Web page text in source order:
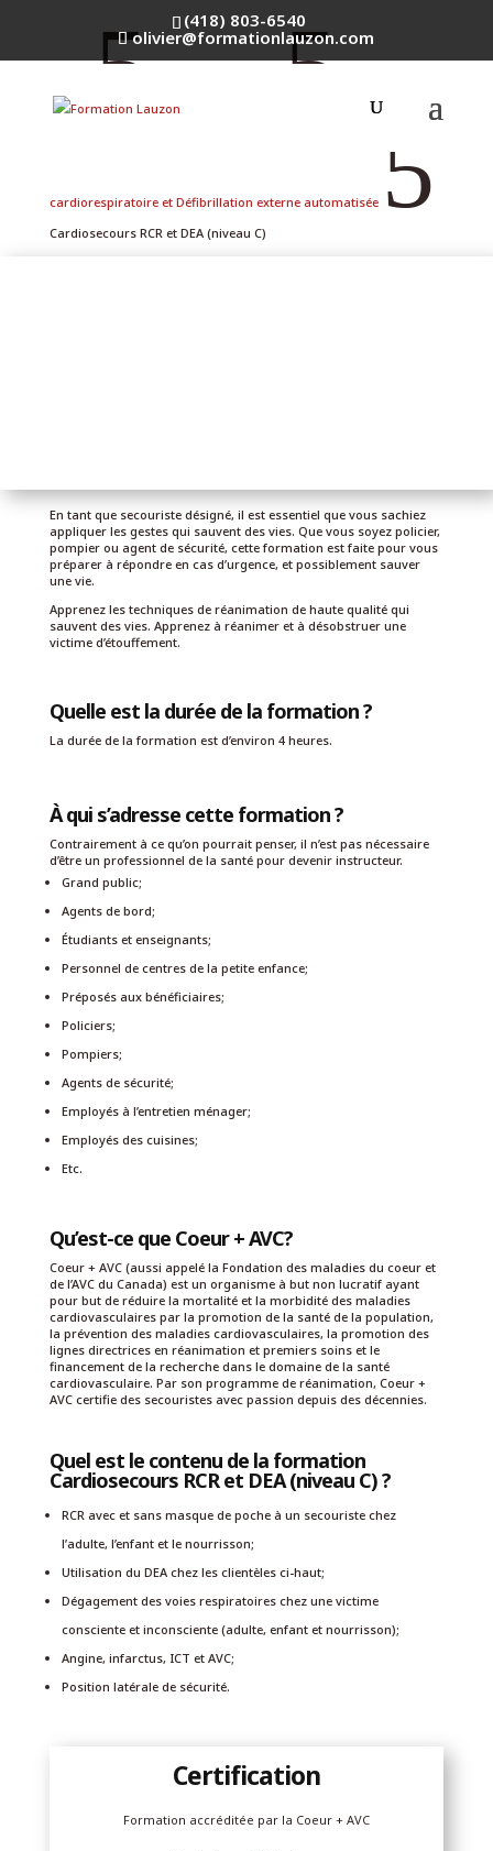
(418) 803-6540
olivier@formationlauzon.com
Accueil 5 5
cardiorespiratoire et Défibrillation externe automatisée 5
Cardiosecours RCR et DEA (niveau C)
En tant que secouriste désigné, il est essentiel que vous sachiez
appliquer les gestes qui sauvent des vies. Que vous soyez policier,
pompier ou agent de sécurité, cette formation est faite pour vous
préparer à répondre en cas d’urgence, et possiblement sauver
une vie.
Apprenez les techniques de réanimation de haute qualité qui
sauvent des vies. Apprenez à réanimer et à désobstruer une
victime d’étouffement.
Quelle est la durée de la formation ?
La durée de la formation est d’environ 4 heures.
À qui s’adresse cette formation ?
Contrairement à ce qu’on pourrait penser, il n’est pas nécessaire
d’être un professionnel de la santé pour devenir instructeur.
Grand public;
Agents de bord;
Étudiants et enseignants;
Personnel de centres de la petite enfance;
Préposés aux bénéficiaires;
Policiers;
Pompiers;
Agents de sécurité;
Employés à l’entretien ménager;
Employés des cuisines;
Etc.
Qu’est-ce que Coeur + AVC?
Coeur + AVC (aussi appelé la Fondation des maladies du coeur et
de l’AVC du Canada) est un organisme à but non lucratif ayant
pour but de réduire la mortalité et la morbidité des maladies
cardiovasculaires par la promotion de la santé de la population,
la prévention des maladies cardiovasculaires, la promotion des
lignes directrices en réanimation et premiers soins et le
financement de la recherche dans le domaine de la santé
cardiovasculaire. Par son programme de réanimation, Coeur +
AVC certifie des secouristes avec passion depuis des décennies.
Quel est le contenu de la formation
Cardiosecours RCR et DEA (niveau C) ?
RCR avec et sans masque de poche à un secouriste chez
l’adulte, l’enfant et le nourrisson;
Utilisation du DEA chez les clientèles ci-haut;
Dégagement des voies respiratoires chez une victime
consciente et inconsciente (adulte, enfant et nourrisson);
Angine, infarctus, ICT et AVC;
Position latérale de sécurité.
Certification
Formation accréditée par la Coeur + AVC